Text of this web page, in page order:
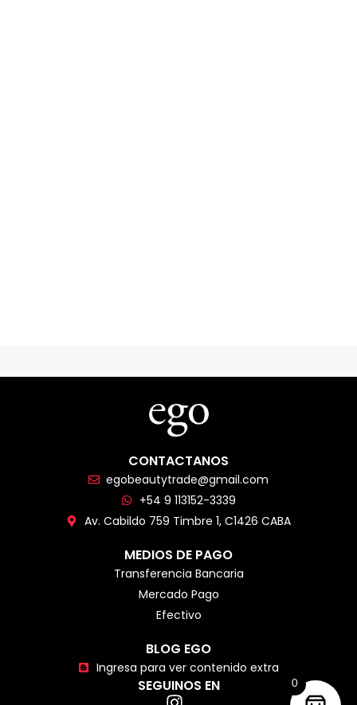
CONTACTANOS
egobeautytrade@gmail.com
+54 9 113152-3339
Av. Cabildo 759 Timbre 1, C1426 CABA
MEDIOS DE PAGO
Transferencia Bancaria
Mercado Pago
Efectivo
BLOG EGO
Ingresa para ver contenido extra
SEGUINOS EN 0